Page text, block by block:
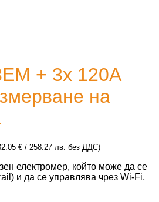
+ 3x 120A
на
€ / 258.27 лв. без ДДС)
електромер, който може да се
и да се управлява чрез Wi-Fi,